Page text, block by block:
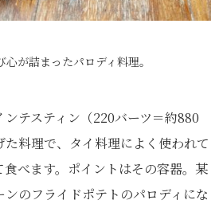
心が詰まったパロディ料理。
テスティン（220バーツ＝約880
料理で、タイ料理によく使われて
べます。ポイントはその容器。某
ンのフライドポテトのパロディにな